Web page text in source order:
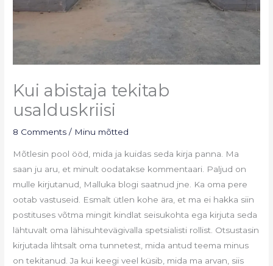
Kui abistaja tekitab
usalduskriisi
8 Comments / Minu mõtted
Mõtlesin pool ööd, mida ja kuidas seda kirja panna. Ma
saan ju aru, et minult oodatakse kommentaari. Paljud on
mulle kirjutanud, Malluka blogi saatnud jne. Ka oma pere
ootab vastuseid. Esmalt ütlen kohe ära, et ma ei hakka siin
postituses võtma mingit kindlat seisukohta ega kirjuta seda
lähtuvalt oma lähisuhtevägivalla spetsialisti rollist. Otsustasin
kirjutada lihtsalt oma tunnetest, mida antud teema minus
on tekitanud. Ja kui keegi veel küsib, mida ma arvan, siis